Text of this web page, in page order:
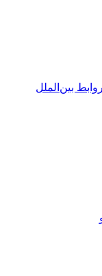
بین‌الملل